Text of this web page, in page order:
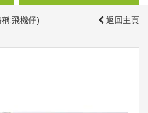
:飛機仔) 返回主頁